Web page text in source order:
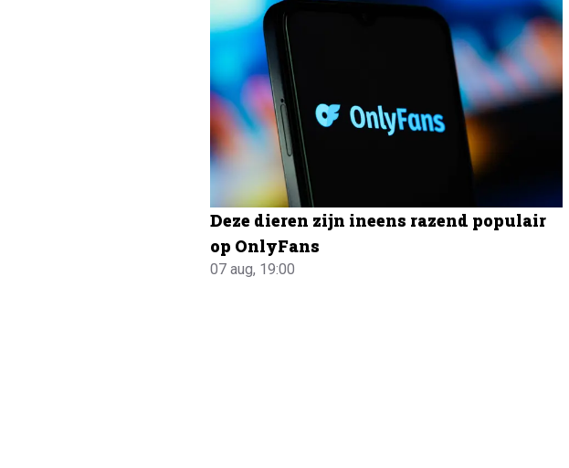
Deze dieren zijn ineens razend populair
op OnlyFans
07 aug, 19:00